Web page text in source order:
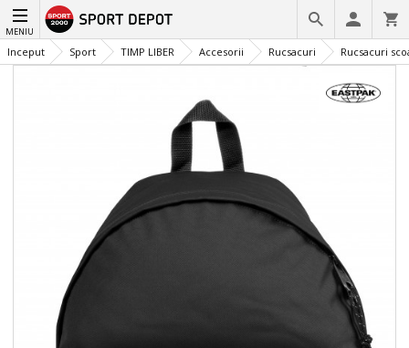
MENIU
Inceput Sport TIMP LIBER Accesorii Rucsacuri Rucsacuri